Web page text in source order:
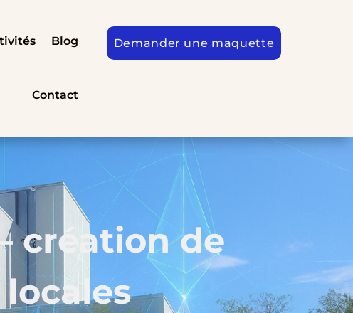
Blog
Contact
Demander une maquette
création de
locales